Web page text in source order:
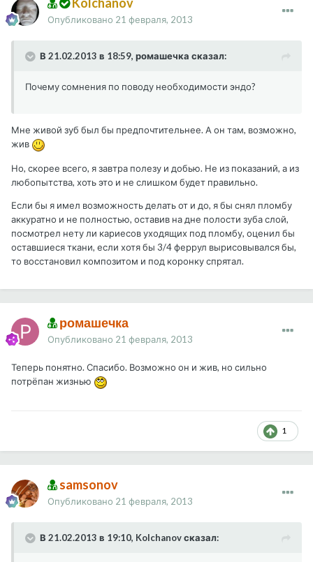
Опубликовано 21 февраля, 2013
В 21.02.2013 в 18:59, ромашечка сказал:
Почему сомнения по поводу необходимости эндо?
Мне живой зуб был бы предпочтительнее. А он там, возможно,
жив
Но, скорее всего, я завтра полезу и добью. Не из показаний, а из
любопытства, хоть это и не слишком будет правильно.
Если бы я имел возможность делать от и до, я бы снял пломбу
аккуратно и не полностью, оставив на дне полости зуба слой,
посмотрел нету ли кариесов уходящих под пломбу, оценил бы
оставшиеся ткани, если хотя бы 3/4 феррул вырисовывался бы,
то восстановил композитом и под коронку спрятал.
ромашечка
Опубликовано 21 февраля, 2013
Теперь понятно. Спасибо. Возможно он и жив, но сильно
потрёпан жизнью
1
samsonov
Опубликовано 21 февраля, 2013
В 21.02.2013 в 19:10, Kolchanov сказал: